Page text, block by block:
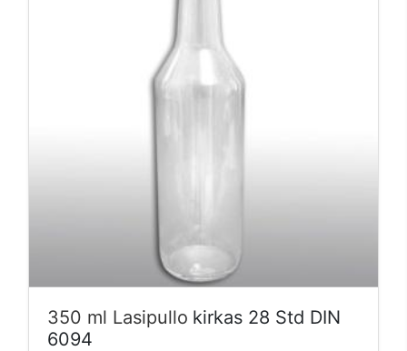
350 ml Lasipullo kirkas 28 Std DIN
6094